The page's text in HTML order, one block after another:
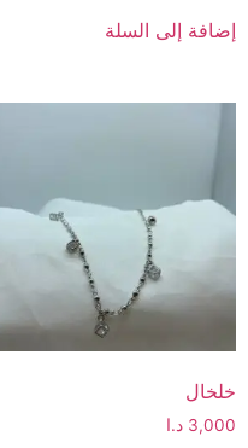
إضافة إلى السلة
خلخال
3,000 د.ا